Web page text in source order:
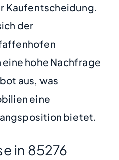
Kaufentscheidung.
der
hohe Nachfrage
aus, was
eine
bietet.
in 85276